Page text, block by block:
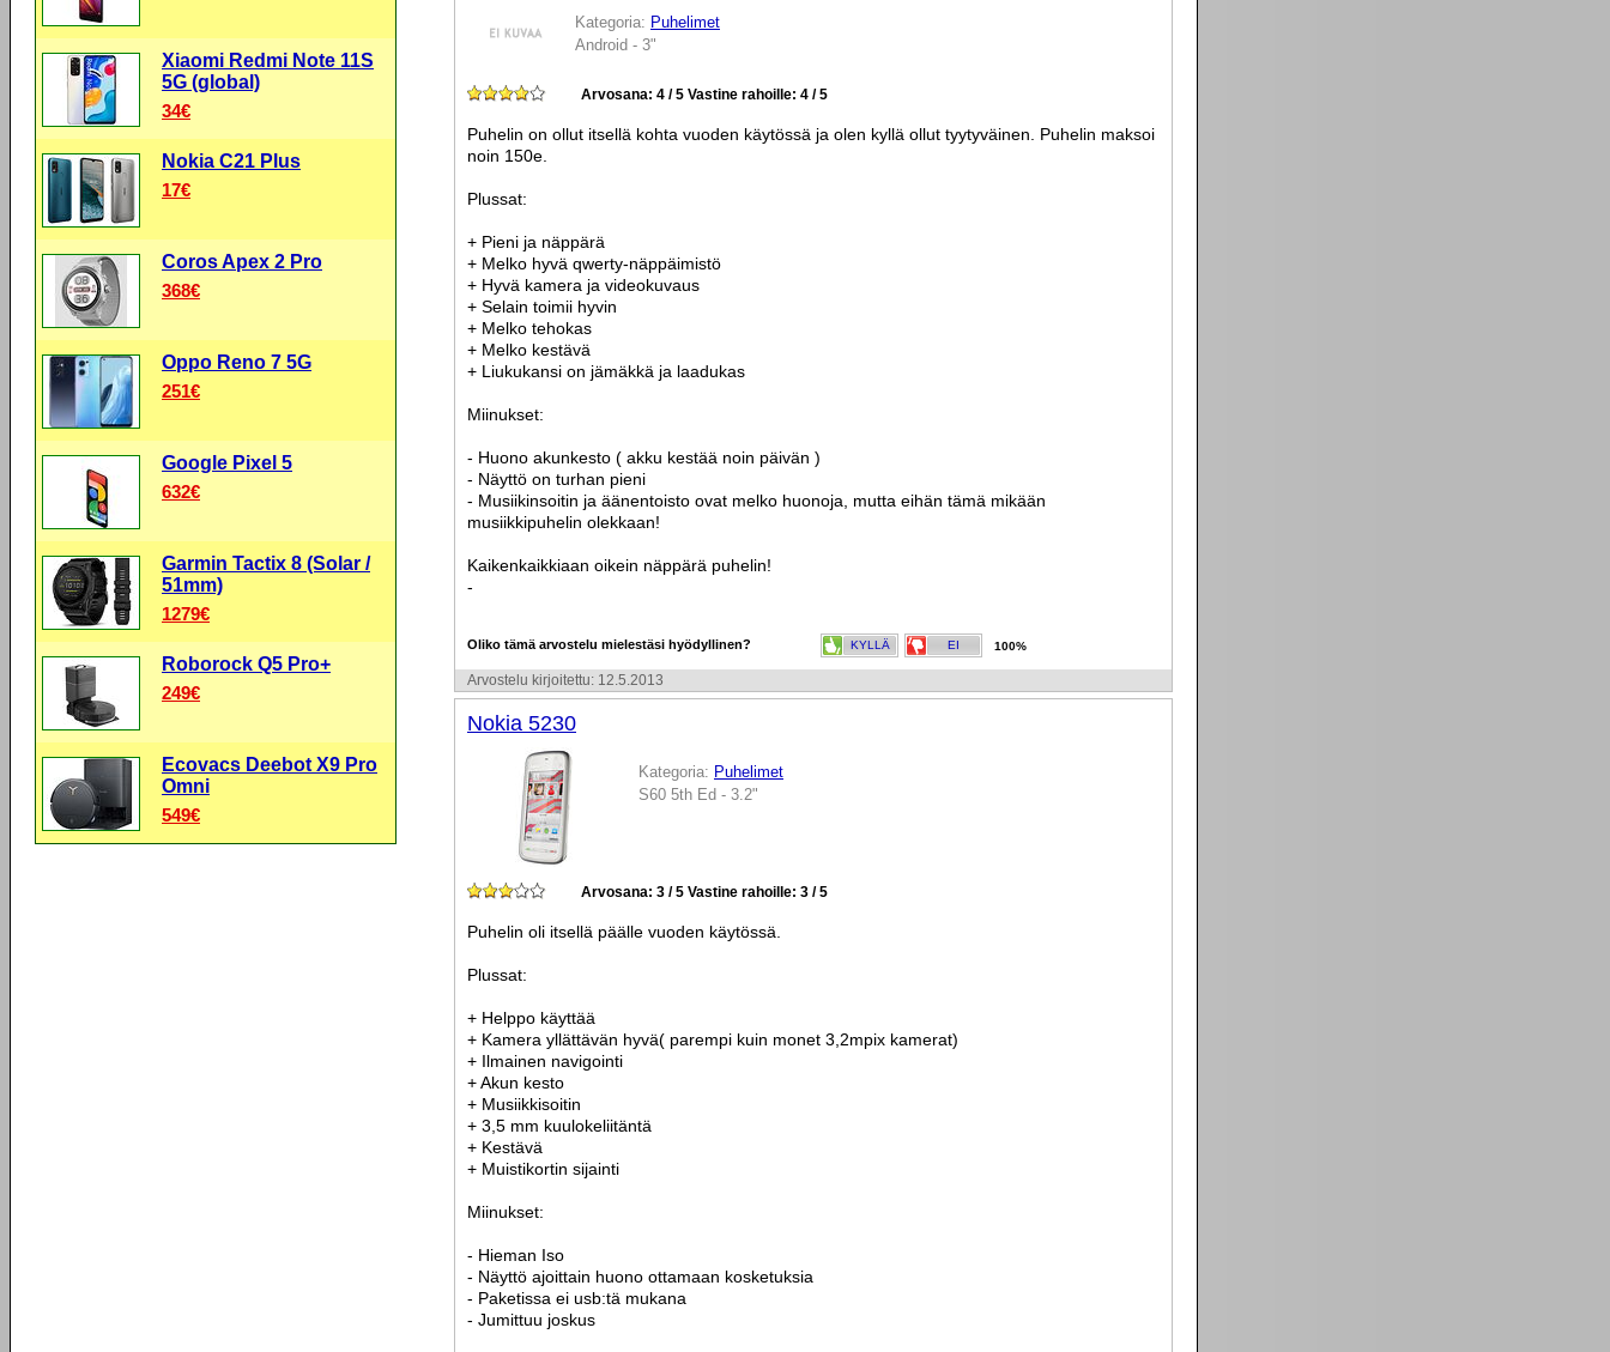
Kategoria: Puhelimet
Android - 3"
Arvosana: 4 / 5 Vastine rahoille: 4 / 5
Puhelin on ollut itsellä kohta vuoden käytössä ja olen kyllä ollut tyytyväinen. Puhelin maksoi
noin 150e.
Plussat:
+ Pieni ja näppärä
+ Melko hyvä qwerty-näppäimistö
+ Hyvä kamera ja videokuvaus
+ Selain toimii hyvin
+ Melko tehokas
+ Melko kestävä
+ Liukukansi on jämäkkä ja laadukas
Miinukset:
- Huono akunkesto ( akku kestää noin päivän )
- Näyttö on turhan pieni
- Musiikinsoitin ja äänentoisto ovat melko huonoja, mutta eihän tämä mikään
musiikkipuhelin olekkaan!
Kaikenkaikkiaan oikein näppärä puhelin!
-
Oliko tämä arvostelu mielestäsi hyödyllinen? KYLLÄ EI 100%
Arvostelu kirjoitettu: 12.5.2013
Nokia 5230
Kategoria: Puhelimet
S60 5th Ed - 3.2"
Arvosana: 3 / 5 Vastine rahoille: 3 / 5
Puhelin oli itsellä päälle vuoden käytössä.
Plussat:
+ Helppo käyttää
+ Kamera yllättävän hyvä( parempi kuin monet 3,2mpix kamerat)
+ Ilmainen navigointi
+ Akun kesto
+ Musiikkisoitin
+ 3,5 mm kuulokeliitäntä
+ Kestävä
+ Muistikortin sijainti
Miinukset:
- Hieman Iso
- Näyttö ajoittain huono ottamaan kosketuksia
- Paketissa ei usb:tä mukana
- Jumittuu joskus
Xiaomi Redmi Note 11S
5G (global)
34€
Nokia C21 Plus
17€
Coros Apex 2 Pro
368€
Oppo Reno 7 5G
251€
Google Pixel 5
632€
Garmin Tactix 8 (Solar /
51mm)
1279€
Roborock Q5 Pro+
249€
Ecovacs Deebot X9 Pro
Omni
549€